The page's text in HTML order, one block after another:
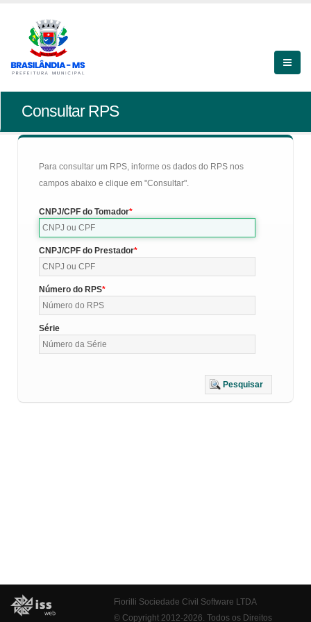
Consultar RPS
Para consultar um RPS, informe os dados do RPS nos
campos abaixo e clique em "Consultar".
CNPJ/CPF do Tomador
CNPJ/CPF do Prestador
Número do RPS
Série
Pesquisar
Fiorilli Sociedade Civil Software LTDA
© Copyright 2012-2026. Todos os Direitos